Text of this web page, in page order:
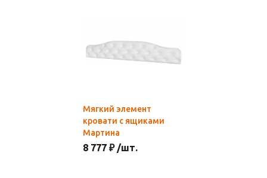
Мягкий элемент
кровати с ящиками
Мартина
8 777 ₽ /шт.